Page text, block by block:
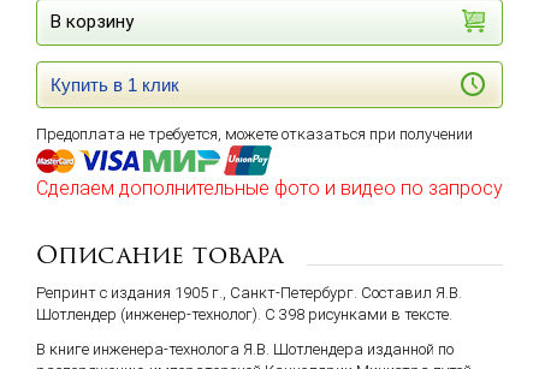
В корзину
Купить в 1 клик
Предоплата не требуется, можете отказаться при получении
Сделаем дополнительные фото и видео по запросу
Описание товара
Репринт с издания 1905 г., Санкт-Петербург. Составил Я.В.
Шотлендер (инженер-технолог). С 398 рисунками в тексте.
В книге инженера-технолога Я.В. Шотлендера изданной по